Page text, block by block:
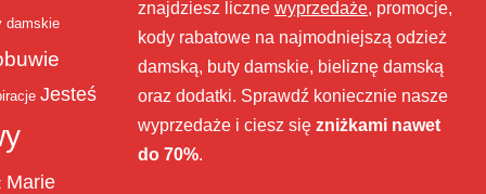
damskie
Jesteś
Marie
znajdziesz liczne wyprzedaże, promocje,
kody rabatowe na najmodniejszą odzież
damską, buty damskie, bieliznę damską
oraz dodatki. Sprawdź koniecznie nasze
wyprzedaże i ciesz się zniżkami nawet
do 70%.